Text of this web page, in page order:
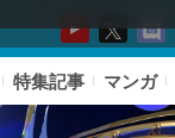
特集記事 マンガ